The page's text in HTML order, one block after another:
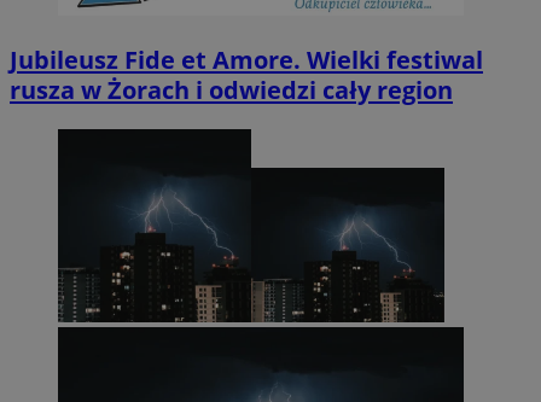
Jubileusz Fide et Amore. Wielki festiwal
rusza w Żorach i odwiedzi cały region